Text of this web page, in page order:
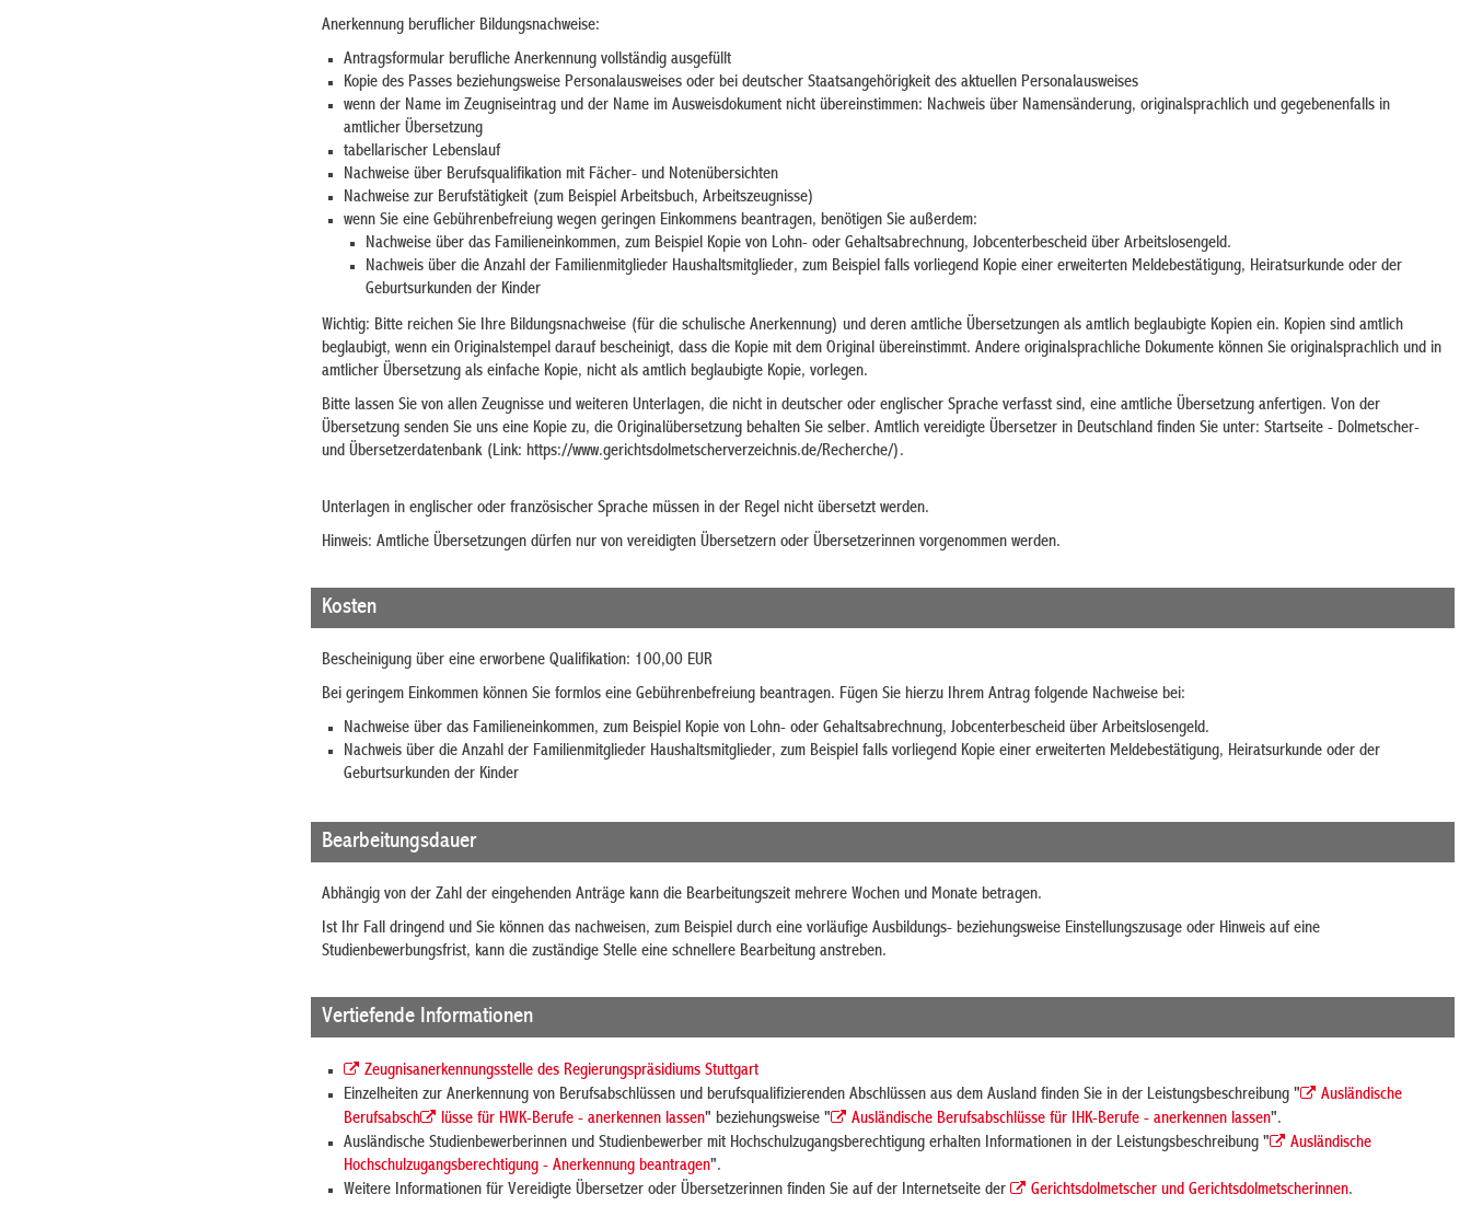
Anerkennung beruflicher Bildungsnachweise:
Antragsformular berufliche Anerkennung vollständig ausgefüllt
Kopie des Passes beziehungsweise Personalausweises oder bei deutscher Staatsangehörigkeit des aktuellen Personalausweises
wenn der Name im Zeugniseintrag und der Name im Ausweisdokument nicht übereinstimmen: Nachweis über Namensänderung, originalsprachlich und gegebenenfalls in
amtlicher Übersetzung
tabellarischer Lebenslauf
Nachweise über Berufsqualifikation mit Fächer- und Notenübersichten
Nachweise zur Berufstätigkeit (zum Beispiel Arbeitsbuch, Arbeitszeugnisse)
wenn Sie eine Gebührenbefreiung wegen geringen Einkommens beantragen, benötigen Sie außerdem:
Nachweise über das Familieneinkommen, zum Beispiel Kopie von Lohn- oder Gehaltsabrechnung, Jobcenterbescheid über Arbeitslosengeld.
Nachweis über dieAnzahl der Familienmitglieder Haushaltsmitglieder, zum Beispielfalls vorliegend Kopie einer erweiterten Meldebestätigung, Heiratsurkunde oder der
Geburtsurkunden der Kinder
Wichtig: Bitte reichen Sie Ihre Bildungsnachweise (für die schulische Anerkennung) und deren amtliche Übersetzungen als amtlich beglaubigte Kopien ein. Kopien sind amtlich
beglaubigt, wenn ein Originalstempel darauf bescheinigt, dass die Kopie mit dem Original übereinstimmt. Andere originalsprachliche Dokumente können Sie originalsprachlich und in
amtlicher Übersetzung als einfache Kopie, nicht als amtlich beglaubigte Kopie, vorlegen.
Bitte lassen Sie von allen Zeugnisse und weiteren Unterlagen, die nicht in deutscher oder englischer Sprache verfasst sind, eine amtliche Übersetzung anfertigen. Von der
Übersetzung senden Sie uns eine Kopie zu, die Originalübersetzung behalten Sie selber. Amtlich vereidigte Übersetzer in Deutschland finden Sie unter: Startseite - Dolmetscher-
und Übersetzerdatenbank (Link: https://www.gerichtsdolmetscherverzeichnis.de/Recherche/).
Unterlagen in englischer oder französischer Sprache müssen in der Regel nicht übersetzt werden.
Hinweis: Amtliche Übersetzungen dürfen nur von vereidigten Übersetzern oder Übersetzerinnen vorgenommen werden.
Kosten
Bescheinigung über eine erworbene Qualifikation: 100,00 EUR
Bei geringem Einkommen können Sie formlos eine Gebührenbefreiung beantragen. Fügen Sie hierzu Ihrem Antrag folgende Nachweise bei:
Nachweise über das Familieneinkommen, zum Beispiel Kopie von Lohn- oder Gehaltsabrechnung, Jobcenterbescheid über Arbeitslosengeld.
Nachweis über dieAnzahl der Familienmitglieder Haushaltsmitglieder, zum Beispielfalls vorliegend Kopie einer erweiterten Meldebestätigung, Heiratsurkunde oder der
Geburtsurkunden der Kinder
Bearbeitungsdauer
Abhängig von der Zahl der eingehenden Anträge kann die Bearbeitungszeit mehrere Wochen und Monate betragen.
Ist Ihr Fall dringend und Sie können das nachweisen, zum Beispiel durch eine vorläufige Ausbildungs- beziehungsweise Einstellungszusage oder Hinweis auf eine
Studienbewerbungsfrist, kann die zuständige Stelle eine schnellere Bearbeitung anstreben.
Vertiefende Informationen
Zeugnisanerkennungsstelle des Regierungspräsidiums Stuttgart
Einzelheiten zur Anerkennung von Berufsabschlüssen und berufsqualifizierenden Abschlüssen aus dem Ausland finden Sie in der Leistungsbeschreibung "
Ausländische
Berufsabsch
lüsse für HWK-Berufe - anerkennen lassen" beziehungsweise " Ausländische Berufsabschlüsse für IHK-Berufe - anerkennen lassen".
Ausländische Studienbewerberinnen und Studienbewerber mit Hochschulzugangsberechtigung erhalten Informationen in der Leistungsbeschreibung "
Ausländische
Hochschulzugangsberechtigung - Anerkennung beantragen".
Weitere Informationen für Vereidigte Übersetzer oder Übersetzerinnen finden Sie auf der Internetseite der
Gerichtsdolmetscher und Gerichtsdolmetscherinnen.